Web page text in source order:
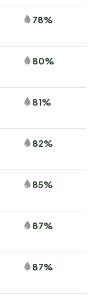
78%
80%
81%
82%
85%
87%
87%